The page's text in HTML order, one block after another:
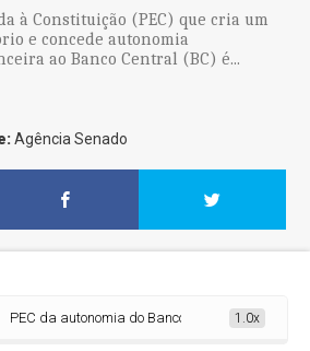
à Constituição (PEC) que cria um
e concede autonomia
ao Banco Central (BC) é...
Agência Senado
da autonomia do Banco Central está na
1.0x